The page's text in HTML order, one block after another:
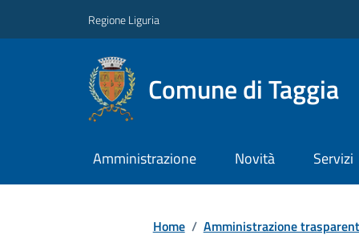
Regione Liguria
Comune di Taggia
Amministrazione Novità Servizi
Home / Amministrazione